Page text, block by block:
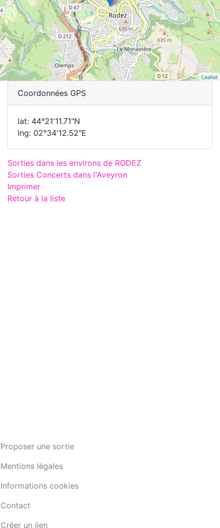
Leaflet
Coordonnées GPS
lat: 44°21'11.71"N
lng: 02°34'12.52"E
Sorties dans les environs de RODEZ
Sorties Concerts dans l'Aveyron
Imprimer
Retour à la liste
Proposer une sortie
Mentions légales
Informations cookies
Contact
Créer un lien